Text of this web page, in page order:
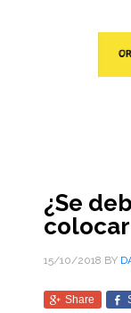
¿Se
15/10/2018 BY
Share